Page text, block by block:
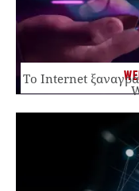
Το Internet